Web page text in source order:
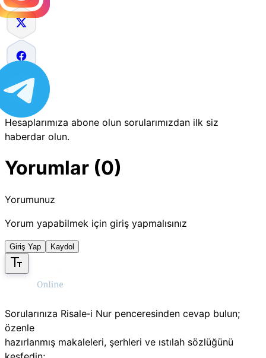
Hesaplarımıza abone olun sorularımızdan ilk siz
haberdar olun.
Yorumlar (0)
Yorumunuz
Yorum yapabilmek için giriş yapmalısınız
Giriş Yap Kaydol
Sorularınıza Risale‑i Nur penceresinden cevap bulun;
özenle
hazırlanmış makaleleri, şerhleri ve ıstılah sözlüğünü